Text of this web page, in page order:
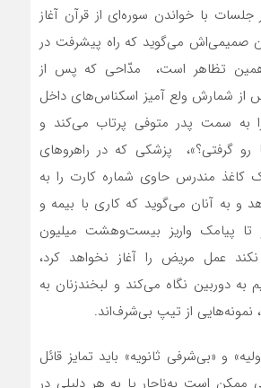
با خواندن سوره‌ای از قرآن آغاز
صمیمی‌اش می‌گوید که راه پیشرفت در
تظاهر است، مدّاحی که پس از
شمارش ولع آمیز اسکناس‌های داخل
به سمت پدر متوفی پرتاب می‌کند و
گرفتی؟»، پزشکی که در راهروهای
کاغذ مندرس حاوی شماره کارت را به
و به آنان می‌گوید که کاری با بیمه و
و تا پیامک واریز بیست‌وهشت میلیون
عمل مریض را آغاز نخواهد کرد،
دوربین نگاه می‌کند و لبخندزنان به
نمونه‌هایی از تیپ بی‌شرف‌اند.
و «بی‌شرفی ثانویه» باید تمایز قائل
ممکن است به‌ناچار یا به هر دلیلی در